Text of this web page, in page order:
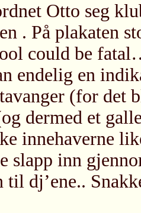
Otto seg
. På plakaten
could be
endelig en
(for det
dermed et
innehaverne
slapp inn
til dj’ene..